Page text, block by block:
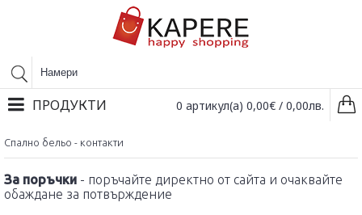
0 артикул(а) 0,00€ / 0,00лв.
ПРОДУКТИ
Спално бельо - контакти
За поръчки - поръчайте директно от сайта и очаквайте
обаждане за потвърждение